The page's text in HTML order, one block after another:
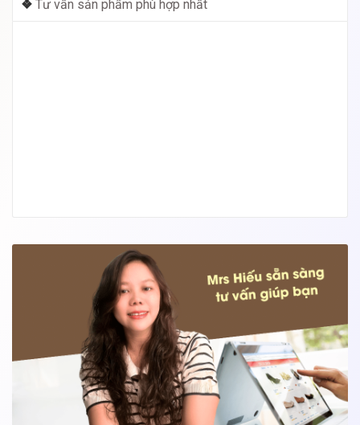
❖ Tư vấn sản phẩm phù hợp nhất